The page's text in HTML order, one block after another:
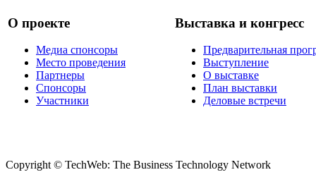
О проекте
Медиа спонсоры
Место проведения
Партнеры
Спонсоры
Участники
Выставка и конгресс
Предварительная
Выступление
О выставке
План выставки
Деловые встречи
Copyright © TechWeb: The Business Technology Network